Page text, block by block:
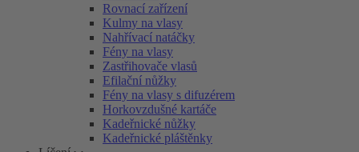
Rovnací zařízení
Kulmy na vlasy
Nahřívací natáčky
Fény na vlasy
Zastřihovače vlasů
Efilační nůžky
Fény na vlasy s difuzérem
Horkovzdušné kartáče
Kadeřnické nůžky
Kadeřnické pláštěnky